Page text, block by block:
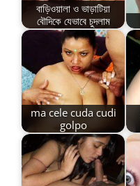
বাড়িওয়ালা ও ভাড়াটিয়া
বৌদিকে যেভাবে চুদলাম
ma cele cuda cudi
golpo